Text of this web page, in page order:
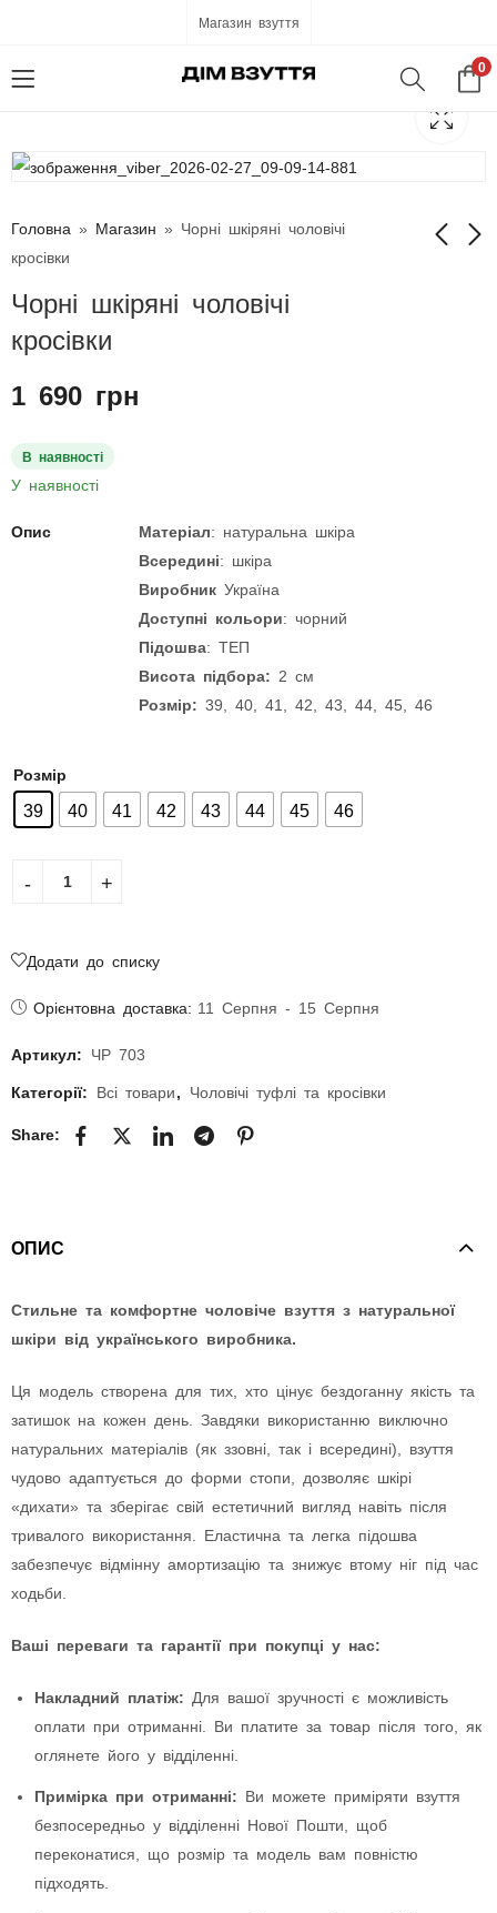
Магазин взуття
0
Головна » Магазин » Чорні шкіряні чоловічі
кросівки
Чорні шкіряні чоловічі
кросівки
1 690 грн
В наявності
У наявності
Опис Матеріал: натуральна шкіра
Всередині: шкіра
Виробник Україна
Доступні кольори: чорний
Підошва: ТЕП
Висота підбора: 2 см
Розмір: 39, 40, 41, 42, 43, 44, 45, 46
Розмір
39 40 41 42 43 44 45 46
Додати до списку
Орієнтовна доставка: 11 Серпня - 15 Серпня
Артикул: ЧР 703
Категорії: Всі товари Чоловічі туфлі та кросівки
Share:
ОПИС
Стильне та комфортне чоловіче взуття з натуральної
шкіри від українського виробника.
Ця модель створена для тих, хто цінує бездоганну якість та
затишок на кожен день. Завдяки використанню виключно
натуральних матеріалів (як ззовні, так і всередині), взуття
чудово адаптується до форми стопи, дозволяє шкірі
«дихати» та зберігає свій естетичний вигляд навіть після
тривалого використання. Еластична та легка підошва
забезпечує відмінну амортизацію та знижує втому ніг під час
ходьби.
Ваші переваги та гарантії при покупці у нас:
Накладний платіж: Для вашої зручності є можливість
оплати при отриманні. Ви платите за товар після того, як
оглянете його у відділенні.
Примірка при отриманні: Ви можете приміряти взуття
безпосередньо у відділенні Нової Пошти, щоб
переконатися, що розмір та модель вам повністю
підходять.